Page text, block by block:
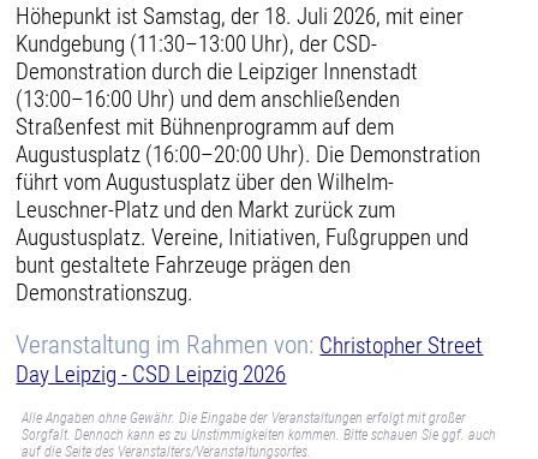
Höhepunkt ist Samstag, der 18. Juli 2026, mit einer
Kundgebung (11:30–13:00 Uhr), der CSD-
Demonstration durch die Leipziger Innenstadt
(13:00–16:00 Uhr) und dem anschließenden
Straßenfest mit Bühnenprogramm auf dem
Augustusplatz (16:00–20:00 Uhr). Die Demonstration
führt vom Augustusplatz über den Wilhelm-
Leuschner-Platz und den Markt zurück zum
Augustusplatz. Vereine, Initiativen, Fußgruppen und
bunt gestaltete Fahrzeuge prägen den
Demonstrationszug.
Veranstaltung im Rahmen von: Christopher Street
Day Leipzig - CSD Leipzig 2026
Alle Angaben ohne Gewähr. Die Eingabe der Veranstaltungen erfolgt mit großer
Sorgfalt. Dennoch kann es zu Unstimmigkeiten kommen. Bitte schauen Sie ggf. auch
auf die Seite des Veranstalters/Veranstaltungsortes.